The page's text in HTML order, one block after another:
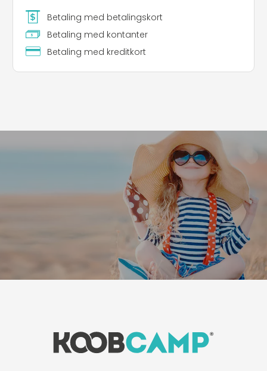
Betaling med betalingskort
Betaling med kontanter
Betaling med kreditkort